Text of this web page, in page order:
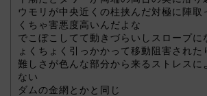
ウモリが中央近くの柱挟んだ対極に陣取
くちゃ害悪度高いんだよな
でこぼこしてて動きづらいしスロープに
ょくちょく引っかかって移動阻害された
難しさが色んな部分から来るストレスに
ない
ダムの金網とかと同じ